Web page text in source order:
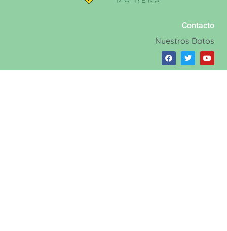
Contacto
Nuestros Datos